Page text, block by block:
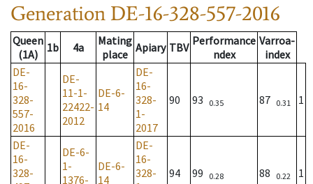
Generation DE-16-328-557-2016
Queen
(1A)
1b 4a
Mating
place Apiary TBV Performance
ndex
Varroa-
index
DE-
16-
328-
557-
2016
DE-
11-1-
22422-
2012
DE-6-
14
DE-
16-
328-
1-
2017
90 93 0.35 87 0.31 1
DE-
16-
328-
DE-6-
1-
1376-
DE-6-
14
DE-
16-
328-
94 99 0.28 88 0.22 1